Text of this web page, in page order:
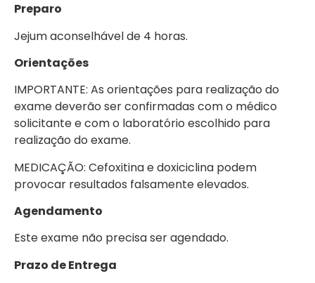
Preparo
Jejum aconselhável de 4 horas.
Orientações
IMPORTANTE: As orientações para realização do
exame deverão ser confirmadas com o médico
solicitante e com o laboratório escolhido para
realização do exame.
MEDICAÇÃO: Cefoxitina e doxiciclina podem
provocar resultados falsamente elevados.
Agendamento
Este exame não precisa ser agendado.
Prazo de Entrega